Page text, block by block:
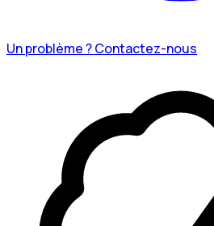
Un problème ? Contactez-nous